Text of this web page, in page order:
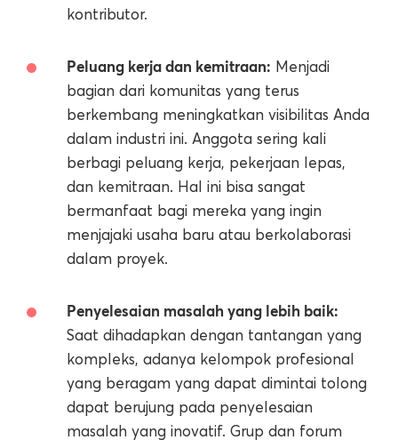
kontributor.
Peluang kerja dan kemitraan: Menjadi
bagian dari komunitas yang terus
berkembang meningkatkan visibilitas Anda
dalam industri ini. Anggota sering kali
berbagi peluang kerja, pekerjaan lepas,
dan kemitraan. Hal ini bisa sangat
bermanfaat bagi mereka yang ingin
menjajaki usaha baru atau berkolaborasi
dalam proyek.
Penyelesaian masalah yang lebih baik:
Saat dihadapkan dengan tantangan yang
kompleks, adanya kelompok profesional
yang beragam yang dapat dimintai tolong
dapat berujung pada penyelesaian
masalah yang inovatif. Grup dan forum